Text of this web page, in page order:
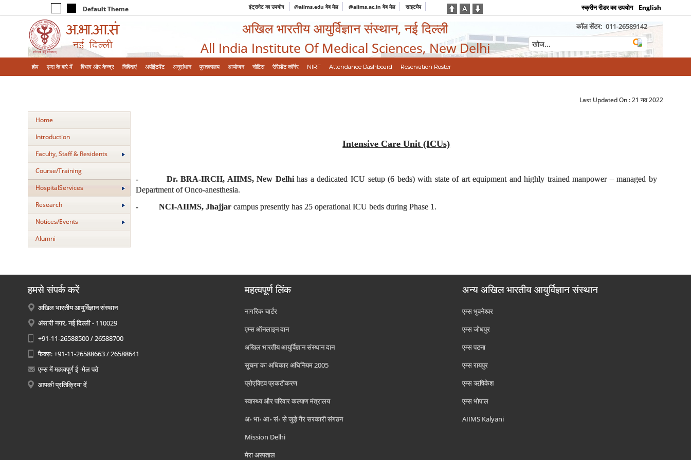
Default Theme इंट्रानेट का उपयोग @aiims.edu वेब मेल @aiims.ac.in वेब मेल साइटमैप स्क्रीन रीडर का उपयोग English
अखिल भारतीय आयुर्विज्ञान संस्थान, नई दिल्ली
All India Institute Of Medical Sciences, New Delhi
कॉल सेंटर: 011-26589142
होम एम्‍स के बारे में विभाग और केन्‍द्र निविदाएं अपॉइंटमेंट अनुसंधान पुस्तकालय आयोजन नोटिस रेसिडेंट कॉर्नर NIRF Attendance Dashboard Reservation Roster
Last Updated On :21 नव 2022
Home
Introduction
Faculty, Staff & Residents
Course/Training
HospitalServices
Research
Notices/Events
Alumni
Intensive Care Unit (ICUs)
- Dr. BRA-IRCH, AIIMS, New Delhihas a dedicated ICU setup (6 beds) with state of art equipment and highly trained manpower – managed by
Department of Onco-anesthesia.
- NCI-AIIMS, Jhajjarcampus presently has 25 operational ICU beds during Phase 1.
हमसे संपर्क करें
अखिल भारतीय आयुर्विज्ञान संस्थान
अंसारी नगर, नई दिल्ली - 110029
+91-11-26588500 / 26588700
फैक्स: +91-11-26588663 / 26588641
एम्स में महत्वपूर्ण ई -मेल पते
आपकी प्रतिक्रिया दें
महत्वपूर्ण लिंक
नागरिक चार्टर
एम्स ऑनलाइन दान
अखिल भारतीय आयुर्विज्ञान संस्थान दान
सूचना का अधिकार अधिनियम 2005
प्रोएक्टिव प्रकटीकरण
स्वास्थ्य और परिवार कल्याण मंत्रालय
अ॰ भा॰ आ॰ सं॰ से जुड़े गैर सरकारी संगठन
Mission Delhi
मेरा अस्पताल
अन्य अखिल भारतीय आयुर्विज्ञान संस्थान
एम्‍स भुवनेश्वर
एम्‍स जोधपुर
एम्‍स पटना
एम्‍स रायपुर
एम्‍स ऋषिकेश
एम्‍स भोपाल
AIIMS Kalyani